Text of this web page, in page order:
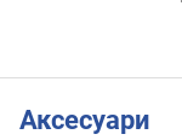
Аксесуари